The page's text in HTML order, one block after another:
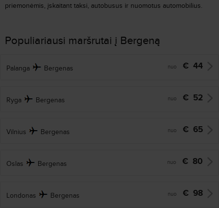
priemonėmis, įskaitant taksi, autobusus ir nuomotus automobilius.
Populiariausi maršrutai į Bergeną
Palanga Bergenas nuo € 44
Ryga Bergenas nuo € 52
Vilnius Bergenas nuo € 65
Oslas Bergenas nuo € 80
Londonas Bergenas nuo € 98